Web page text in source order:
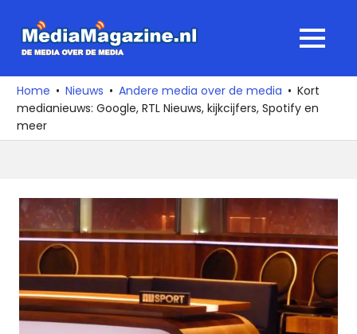
naar
media
over
de
media
MENU
Home Nieuws Andere media over de media
Kort
medianieuws: Google, RTL Nieuws, kijkcijfers, Spotify en
meer